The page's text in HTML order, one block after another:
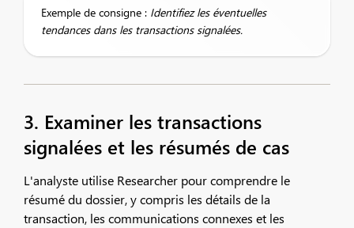
Exemple de consigne : Identifiez les éventuelles
tendances dans les transactions signalées.
3. Examiner les transactions
signalées et les résumés de cas
L'analyste utilise Researcher pour comprendre le
résumé du dossier, y compris les détails de la
transaction, les communications connexes et les